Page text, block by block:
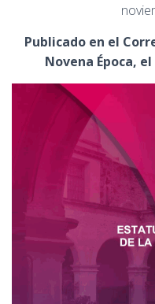
Publicado en el
Novena Época,